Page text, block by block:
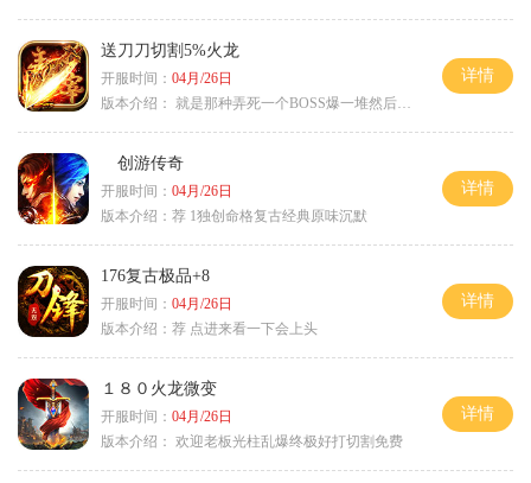
送刀刀切割5%火龙
开服时间： 04月/26日
版本介绍： 就是那种弄死一个BOSS爆一堆然后就起飞
详情
创游传奇
开服时间： 04月/26日
版本介绍： 荐 1独创命格复古经典原味沉默
详情
176复古极品+8
开服时间： 04月/26日
版本介绍： 荐 点进来看一下会上头
详情
１８０火龙微变
开服时间： 04月/26日
版本介绍： 欢迎老板光柱乱爆终极好打切割免费
详情